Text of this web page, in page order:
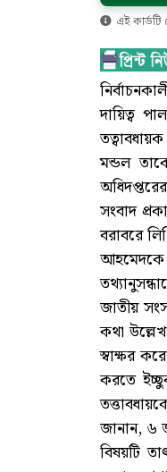
এই
দায়িত্ব
মন্ডল
সংবাদ
বরাবরে
আহমেদকে
জাতীয়
কথা
স্বাক্ষর
করতে
জানান, ৬
বিষয়টি